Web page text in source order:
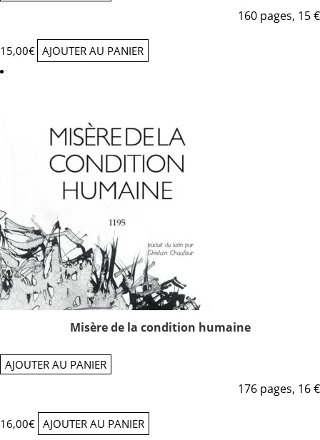
160 pages, 15 €
15,00€ AJOUTER AU PANIER
Misère de la condition humaine
AJOUTER AU PANIER
176 pages, 16 €
16,00€ AJOUTER AU PANIER